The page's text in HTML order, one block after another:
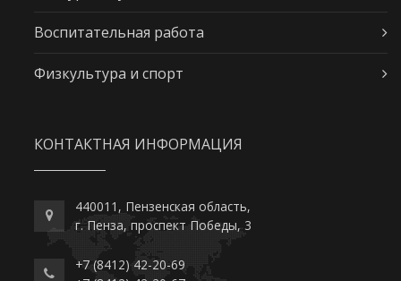
Воспитательная работа
Физкультура и спорт
КОНТАКТНАЯ ИНФОРМАЦИЯ
440011, Пензенская область,
г. Пенза, проспект Победы, 3
+7 (8412) 42-20-69